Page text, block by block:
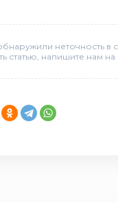
неточность в
статью, напишите нам